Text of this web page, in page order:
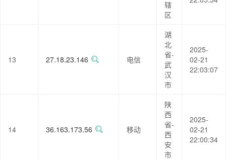
辖
区
13 27.18.23.146 电信
湖
北
省-
武
汉
市
2025-
02-21
22:03:07
14 36.163.173.56 移动
陕
西
省-
西
安
市
2025-
02-21
22:00:34